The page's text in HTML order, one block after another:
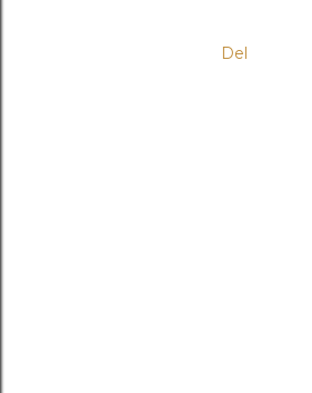
Del